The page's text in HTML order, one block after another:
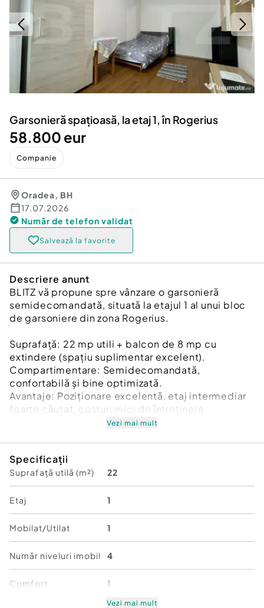
Servicii
Animale de companie
Afaceri și echipamente profesionale
Inchiriere Bunuri si Vehicule
Utilaje agricole si industriale
Piese auto si accesorii
Dacia Duster
Garsonieră spațioasă, la etaj 1, în Rogerius
58.800 eur
Companie
Oradea, BH
17.07.2026
Număr de telefon validat
Salvează la favorite
Descriere anunt
BLITZ vă propune spre vânzare o garsonieră
semidecomandată, situată la etajul 1 al unui bloc
de garsoniere din zona Rogerius.
Suprafață: 22 mp utili + balcon de 8 mp cu
extindere (spațiu suplimentar excelent).
Compartimentare: Semidecomandată,
confortabilă și bine optimizată.
Avantaje: Poziționare excelentă, etaj intermediar
foarte căutat, costuri mici de întreținere.
zonei cu acces facil la mijloace de transport,
magazine și facilități.
Cod ofertă / ID BLITZ: P173152
Id intern: P173152
Confort:1
Tip imobil:Bloc de apartamente
Vezi mai mult
Specificații
Suprafață utilă (m²) 22
Etaj 1
Mobilat/Utilat 1
Număr niveluri imobil 4
Comfort 1
Vezi mai mult